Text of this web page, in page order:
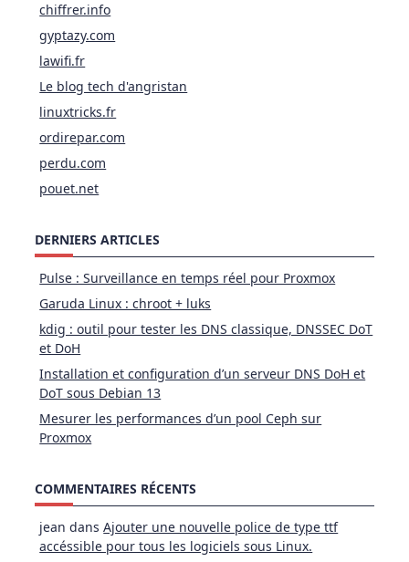
chiffrer.info
gyptazy.com
lawifi.fr
Le blog tech d'angristan
linuxtricks.fr
ordirepar.com
perdu.com
pouet.net
DERNIERS ARTICLES
Pulse : Surveillance en temps réel pour Proxmox
Garuda Linux : chroot + luks
kdig : outil pour tester les DNS classique, DNSSEC DoT
et DoH
Installation et configuration d’un serveur DNS DoH et
DoT sous Debian 13
Mesurer les performances d’un pool Ceph sur
Proxmox
COMMENTAIRES RÉCENTS
jean dansAjouter une nouvelle police de type ttf
accéssible pour tous les logiciels sous Linux.